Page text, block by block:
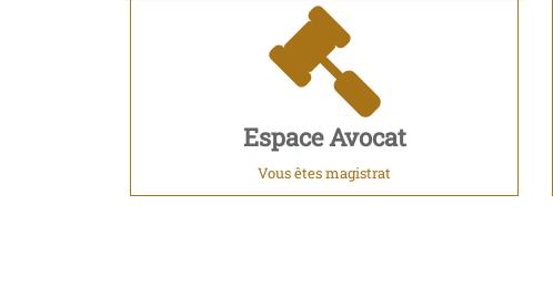
Espace Avocat
Vous êtes magistrat